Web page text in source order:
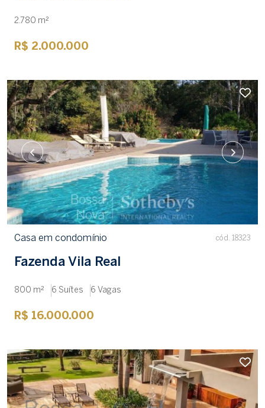
2.780 m²
R$ 2.000.000
Casa em condomínio cód. 18323
Fazenda Vila Real
800 m² 6 Suítes 6 Vagas
R$ 16.000.000